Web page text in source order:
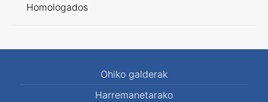
Homologados
Ohiko galderak
Harremanetarako